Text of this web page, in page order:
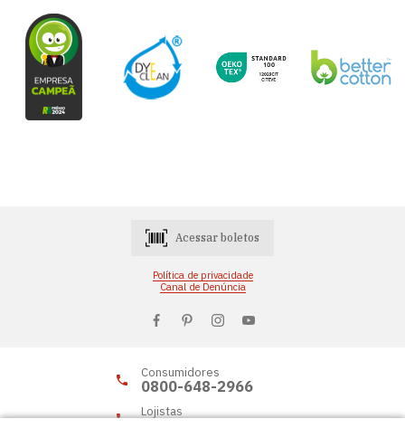
Acessar boletos
Política de privacidade
Canal de Denúncia
Consumidores
0800-648-2966
Lojistas